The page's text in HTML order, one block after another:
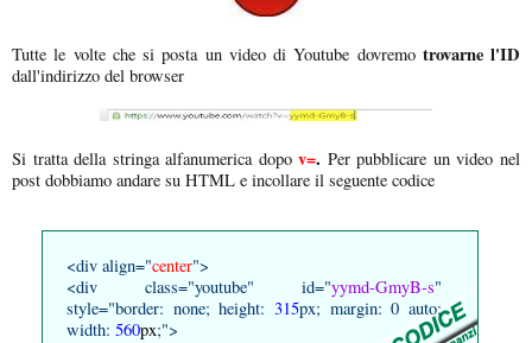
Tutte le volte che si posta un video di Youtube dovremotrovarne l'ID
dall'indirizzo del browser
Si tratta della stringa alfanumerica dopo v=. Per pubblicare un video nel
post dobbiamo andare su HTML e incollare il seguente codice
<div align="center">
<div class="youtube" id="yymd-GmyB-s"
style="border: none; height: 315px; margin: 0 auto;
width: 560px;">